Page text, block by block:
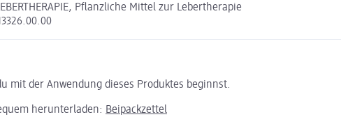
Pflanzliche Mittel zur Lebertherapie
mit der Anwendung dieses Produktes beginnst.
herunterladen: Beipackzettel